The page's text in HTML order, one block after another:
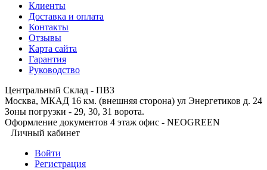
Клиенты
Доставка и оплата
Контакты
Отзывы
Карта сайта
Гарантия
Руководство
Центральный Склад - ПВЗ
Москва, МКАД 16 км. (внешняя сторона) ул Энергетиков д. 24
Зоны погрузки - 29, 30, 31 ворота.
Оформление документов 4 этаж офис - NEOGREEN
Личный кабинет
Войти
Регистрация